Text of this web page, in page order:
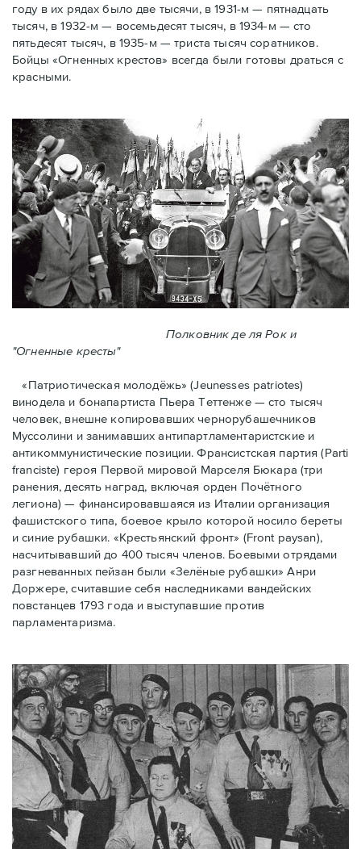
году в их рядах было две тысячи, в 1931-м — пятнадцать
тысяч, в 1932-м — восемьдесят тысяч, в 1934-м — сто
пятьдесят тысяч, в 1935-м — триста тысяч соратников.
Бойцы «Огненных крестов» всегда были готовы драться с
красными.
Полковник де ля Рок и
"Огненные кресты"
«Патриотическая молодёжь» (Jeunesses patriotes)
винодела и бонапартиста Пьера Тeттенже — cто тысяч
человек, внешне копировавших чернорубашечников
Муссолини и занимавших антипартламентаристские и
антикоммунистические позиции. Франсистская партия (Parti
franciste) героя Первой мировой Марселя Бюкара (три
ранения, десять наград, включая орден Почётного
легиона) — финансировавшаяся из Италии организация
фашистского типа, боевое крыло которой носило береты
и синие рубашки. «Крестьянский фронт» (Front paysan),
насчитывавший до 400 тысяч членов. Боевыми отрядами
разгневанных пейзан были «Зелёные рубашки» Анри
Доржере, считавшие себя наследниками вандейских
повстанцев 1793 года и выступавшие против
парламентаризма.